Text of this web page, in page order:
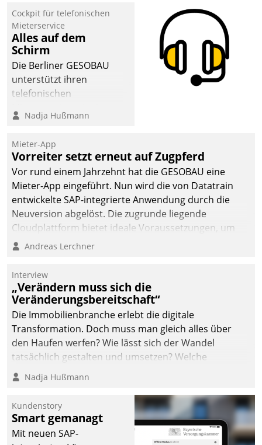
einsehen und ändern
oder
Schadensmeldungen
abgeben – rund um die
Uhr.
Cockpit für telefonischen
Mieterservice
Alles auf dem
Schirm
Die Berliner GESOBAU
unterstützt ihren
telefonischen
digitalen Cockpit, das
passende Fragen und
Schlagworte auswirft.
Eine intuitive
Dialogführung ermöglicht
dem externen
Serviceteam, Anrufe von
Mietenden zügiger und
effizienter zu bearbeiten.
Nadja Hußmann
Mieter-App
Vorreiter setzt erneut auf Zugpferd
Vor rund einem Jahrzehnt hat die GESOBAU eine
Mieter-App eingeführt. Nun wird die von Datatrain
entwickelte SAP-integrierte Anwendung durch die
Neuversion abgelöst. Die zugrunde liegende
Cloudplattform bietet ideale Voraussetzungen, um
die Funktionalität der App zu erweitern und weitere
integrieren.
Andreas Lerchner
Interview
„Verändern muss sich die
Veränderungsbereitschaft“
Die Immobilienbranche erlebt die digitale
Transformation. Doch muss man gleich alles über
den Haufen werfen? Wie lässt sich der Wandel
tatsächlich gestalten und umsetzen? Welche
Argumente zählen wirklich?
Nadja Hußmann
Kundenstory
Smart gemanagt
Mit neuen SAP-